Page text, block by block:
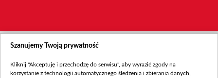
Szanujemy Twoją prywatność
Kliknij "Akceptuję i przechodzę do serwisu", aby wyrazić zgody na
korzystanie z technologii automatycznego śledzenia i zbierania danych,